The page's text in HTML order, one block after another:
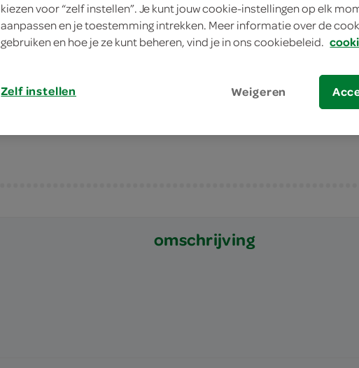
Delmonte perfect voor in desserts
Delmonte vruchtenconserven
fruitcocktail is kleine blokjes gesneden
lekker in desserts, als topping op ijs of
omschrijving
kiezen voor “zelf instellen”. Je kunt jouw cookie-instellingen op elk
aanpassen en je toestemming intrekken. Meer informatie over de
gebruiken en hoe je ze kunt beheren, vind je in ons cookiebeleid.
Zelf instellen Weigeren